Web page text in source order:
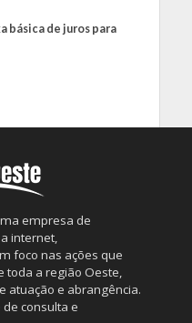
básica de juros para
empresa de
internet,
foco nas ações que
toda a região Oeste,
atuação e abrangência.
consulta e